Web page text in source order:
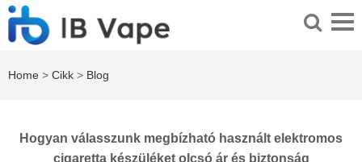
Home > Cikk > Blog
Hogyan válasszunk megbízható használt elektromos
cigaretta készüléket olcsó ár és biztonság